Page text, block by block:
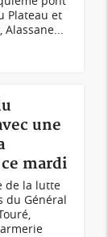
Plateau et
Alassane...
une
mardi
de la lutte
du Général